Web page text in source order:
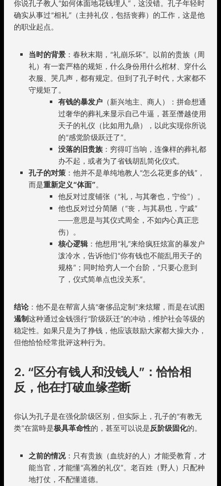
你说孔子教人“如何体面地花钱埋人”，这没错。孔子年轻时
确实从事过“相礼”（主持礼仪，包括丧葬）的工作，这是他
的职业起点。
当时的背景 ：春秋末期，“礼崩乐坏”。以前的贵族（周
礼）有一套严格的规矩，什么身份用什么棺材、穿什么
衣服、哭几声，都有规定。但到了孔子时代，大家都不
守规矩了。
有钱的暴发户 （新兴地主、商人）：拼命想通
过奢华的葬礼来显示自己牛逼，甚至僭越使用
天子的礼仪（比如用九鼎），以此实现你所说
的“感觉阶级跃迁了”。
没落的旧贵族 ：穷得叮当响，连像样的葬礼都
办不起，或者为了省钱胡乱简化仪式。
孔子的对策 ：他并不是单纯地教人“怎么花更多的钱”，
而是重新定义“体面”。
他反对过度铺张（“礼，与其奢也，宁俭”）。
他也反对过分简陋（“丧，与其易也，宁戚”
——意思是与其仪式周全，不如内心真正悲
伤）。
核心逻辑：他想用“礼”来给疯狂炫富的暴发户
泼冷水，告诉他们“你有钱也不能乱用天子的
规格”；同时给穷人一个台阶，“只要心意到
了，仪式简单点也没关系”。
结论：他不是在帮富人搞“奢侈品定制”来炫耀，而是在试图
遏制这种通过金钱强行“阶级跃迁”的冲动，维护社会等级的
稳定性。如果只是为了挣钱，他应该鼓励大家都大操大办，
但他恰恰经常批评这种行为。
2. “区分有钱人和没钱人”：恰恰相
反，他在打破血缘垄断
你认为孔子是在强化阶级区别，但实际上，孔子的“有教无
类”在當時是极具革命性的，甚至可以说是反阶级固化的。
之前的情况：只有贵族（血统好的人）才能受教育，才
能当官，才能懂“高雅的礼仪”。老百姓（野人）只配种
地打仗，不配懂道德。